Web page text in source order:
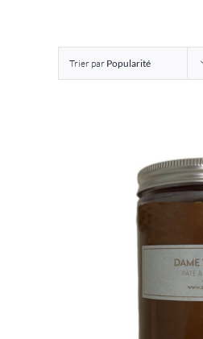
Trier par Popularité